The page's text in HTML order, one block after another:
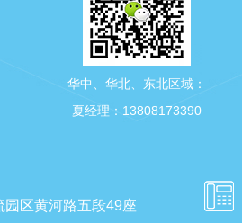
华中、华北、东北区域：
夏经理：13808173390
园区黄河路五段49座